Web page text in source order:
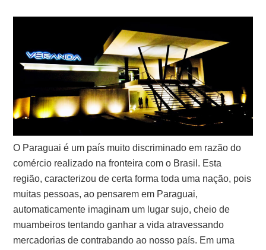
O Paraguai é um país muito discriminado em razão do
comércio realizado na fronteira com o Brasil. Esta
região, caracterizou de certa forma toda uma nação, pois
muitas pessoas, ao pensarem em Paraguai,
automaticamente imaginam um lugar sujo, cheio de
muambeiros tentando ganhar a vida atravessando
mercadorias de contrabando ao nosso país. Em uma